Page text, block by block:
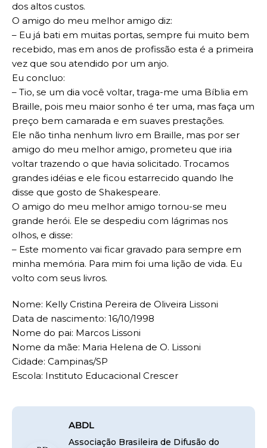
dos altos custos.
O amigo do meu melhor amigo diz:
– Eu já bati em muitas portas, sempre fui muito bem
recebido, mas em anos de profissão esta é a primeira
vez que sou atendido por um anjo.
Eu concluo:
– Tio, se um dia você voltar, traga-me uma Bíblia em
Braille, pois meu maior sonho é ter uma, mas faça um
preço bem camarada e em suaves prestações.
Ele não tinha nenhum livro em Braille, mas por ser
amigo do meu melhor amigo, prometeu que iria
voltar trazendo o que havia solicitado. Trocamos
grandes idéias e ele ficou estarrecido quando lhe
disse que gosto de Shakespeare.
O amigo do meu melhor amigo tornou-se meu
grande herói. Ele se despediu com lágrimas nos
olhos, e disse:
– Este momento vai ficar gravado para sempre em
minha memória. Para mim foi uma lição de vida. Eu
volto com seus livros.
Nome: Kelly Cristina Pereira de Oliveira Lissoni
Data de nascimento: 16/10/1998
Nome do pai: Marcos Lissoni
Nome da mãe: Maria Helena de O. Lissoni
Cidade: Campinas/SP
Escola: Instituto Educacional Crescer
ABDL
Associação Brasileira de Difusão do